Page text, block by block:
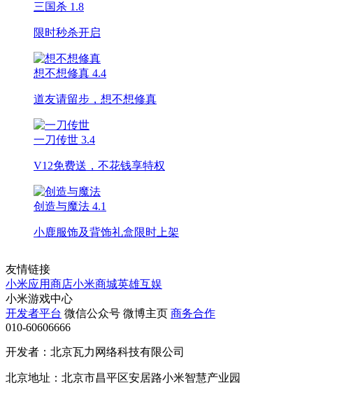
三国杀 1.8
限时秒杀开启
想不想修真 4.4
道友请留步，想不想修真
一刀传世 3.4
V12免费送，不花钱享特权
创造与魔法 4.1
小鹿服饰及背饰礼盒限时上架
友情链接
小米应用商店小米商城英雄互娱
小米游戏中心
开发者平台 微信公众号 微博主页 商务合作
010-60606666
开发者：北京瓦力网络科技有限公司
北京地址：北京市昌平区安居路小米智慧产业园